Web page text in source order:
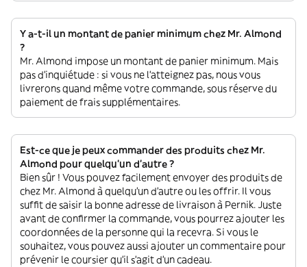
Y a-t-il un montant de panier minimum chez Mr. Almond
?
Mr. Almond impose un montant de panier minimum. Mais
pas d'inquiétude : si vous ne l'atteignez pas, nous vous
livrerons quand même votre commande, sous réserve du
paiement de frais supplémentaires.
Est-ce que je peux commander des produits chez Mr.
Almond pour quelqu'un d'autre ?
Bien sûr ! Vous pouvez facilement envoyer des produits de
chez Mr. Almond à quelqu'un d'autre ou les offrir. Il vous
suffit de saisir la bonne adresse de livraison à Pernik. Juste
avant de confirmer la commande, vous pourrez ajouter les
coordonnées de la personne qui la recevra. Si vous le
souhaitez, vous pouvez aussi ajouter un commentaire pour
prévenir le coursier qu'il s'agit d'un cadeau.